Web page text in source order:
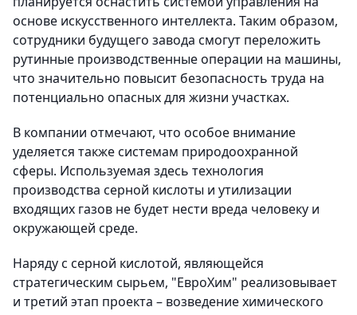
основе искусственного интеллекта. Таким образом,
сотрудники будущего завода смогут переложить
рутинные производственные операции на машины,
что значительно повысит безопасность труда на
потенциально опасных для жизни участках.
В компании отмечают, что особое внимание
уделяется также системам природоохранной
сферы. Используемая здесь технология
производства серной кислоты и утилизации
входящих газов не будет нести вреда человеку и
окружающей среде.
Наряду с серной кислотой, являющейся
стратегическим сырьем, "ЕвроХим" реализовывает
и третий этап проекта – возведение химического